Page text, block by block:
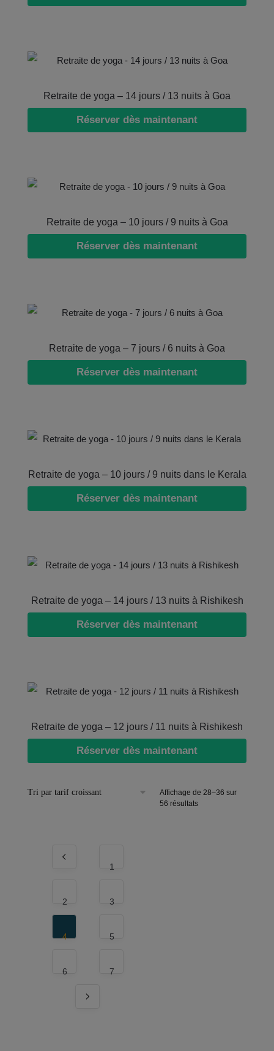
Retraite de yoga – 14 jours / 13 nuits à Goa
Réserver dès maintenant
Retraite de yoga – 10 jours / 9 nuits à Goa
Réserver dès maintenant
Retraite de yoga – 7 jours / 6 nuits à Goa
Réserver dès maintenant
Retraite de yoga – 10 jours / 9 nuits dans le Kerala
Réserver dès maintenant
Retraite de yoga – 14 jours / 13 nuits à Rishikesh
Réserver dès maintenant
Retraite de yoga – 12 jours / 11 nuits à Rishikesh
Réserver dès maintenant
Affichage de 28–36 sur
56 résultats
1
2 3
4 5
6 7